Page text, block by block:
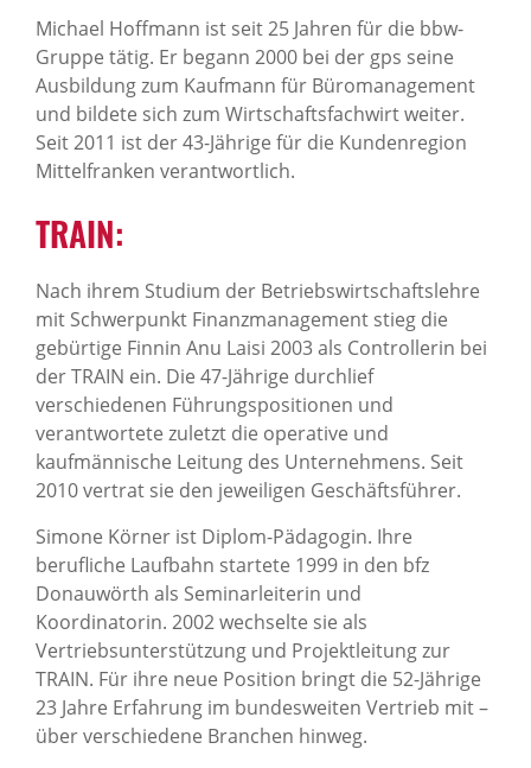
Michael Hoffmann ist seit 25 Jahren für die bbw-
Gruppe tätig. Er begann 2000 bei der gps seine
Ausbildung zum Kaufmann für Büromanagement
und bildete sich zum Wirtschaftsfachwirt weiter.
Seit 2011 ist der 43-Jährige für die Kundenregion
Mittelfranken verantwortlich.
TRAIN:
Nach ihrem Studium der Betriebswirtschaftslehre
mit Schwerpunkt Finanzmanagement stieg die
gebürtige Finnin Anu Laisi 2003 als Controllerin bei
der TRAIN ein. Die 47-Jährige durchlief
verschiedenen Führungspositionen und
verantwortete zuletzt die operative und
kaufmännische Leitung des Unternehmens. Seit
2010 vertrat sie den jeweiligen Geschäftsführer.
Simone Körner ist Diplom-Pädagogin. Ihre
berufliche Laufbahn startete 1999 in den bfz
Donauwörth als Seminarleiterin und
Koordinatorin. 2002 wechselte sie als
Vertriebsunterstützung und Projektleitung zur
TRAIN. Für ihre neue Position bringt die 52-Jährige
23 Jahre Erfahrung im bundesweiten Vertrieb mit –
über verschiedene Branchen hinweg.